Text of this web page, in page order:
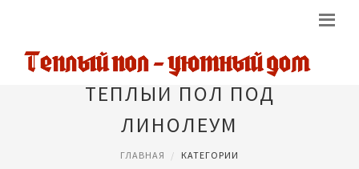
ТЕПЛЫЙ ПОЛ ПОД
ЛИНОЛЕУМ
ГЛАВНАЯ КАТЕГОРИИ